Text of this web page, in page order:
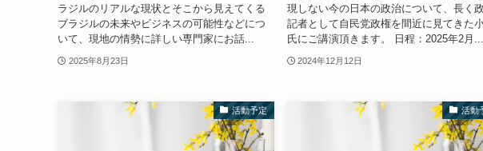
ラジルのリアルな現状とそこから見えてくる
ブラジルの未来やビジネスの可能性などにつ
いて、現地の情勢に詳しい専門家にお話...
2025年8月23日
現しない今の日本の政治について、長く
記者として自民党政権を間近に見てきた
氏にご講演頂きます。 日程：2025年2月...
2024年12月12日
活動予定 活動